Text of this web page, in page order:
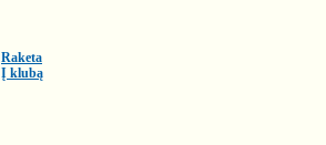
Raketa
Į klubą